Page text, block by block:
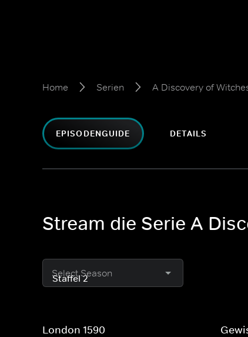
Home Serien A Discovery of
EPISODENGUIDE DETAILS
Stream die Serie A
Select Season
London 1590